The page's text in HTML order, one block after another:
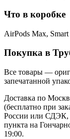
Что в коробке
AirPods Max,
Покупка в
Все товары —
запечатанной
Доставка по
(бесплатно при
России или СДЭК,
пункта на
19:00.